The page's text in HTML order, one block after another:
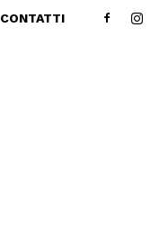
CONTATTI